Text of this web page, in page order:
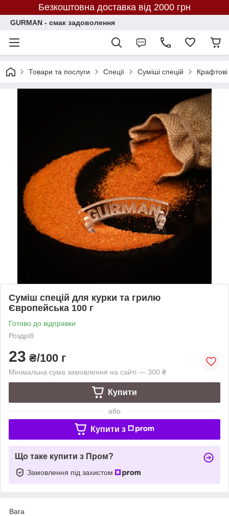
Безкоштовна доставка від 2000 грн
GURMAN - смак задоволення
Товари та послуги Спеції Суміші спецій Крафтові
Суміш спецій для курки та грилю
Європейська 100 г
Готово до відправки
Роздріб
23 ₴/100 г
Мінімальна сума замовлення на сайті — 300 ₴
Купити
або
Купити з
Що таке купити з Пром?
Замовлення під захистом
Вага